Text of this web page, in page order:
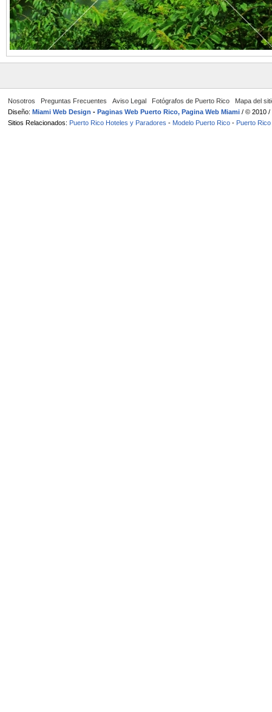
Nosotros Preguntas Frecuentes Aviso Legal Fotógrafos de Puerto Rico
Mapa del
Diseño: Miami Web Design - Paginas Web Puerto Rico, Pagina Web Miami / © 2010 /
Sitios Relacionados: Puerto Rico Hoteles y Paradores - Modelo Puerto Rico - Puerto